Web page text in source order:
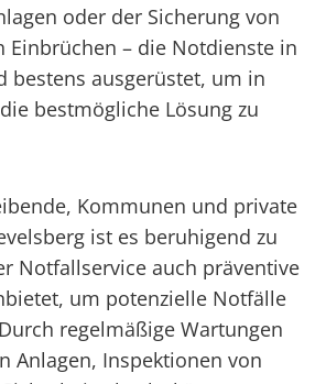
oder der Sicherung von
Einbrüchen – die Notdienste in
bestens ausgerüstet, um in
bestmögliche Lösung zu
Kommunen und private
ist es beruhigend zu
Notfallservice auch präventive
um potenzielle Notfälle
regelmäßige Wartungen
Anlagen, Inspektionen von